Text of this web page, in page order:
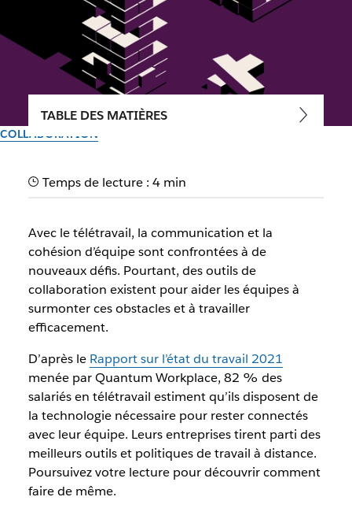
COLLABORATION
Outils de travail à distance :
entreprise
Offrez à vos collaborateurs la possibilité d’être plus
productifs et plus impliqués en simplifiant les flux de travail,
la collaboration et la communication
30 septembre 2025
TABLE DES MATIÈRES
Temps de lecture : 4 min
Avec le télétravail, la communication et la
cohésion d’équipe sont confrontées à de
nouveaux défis. Pourtant, des outils de
collaboration existent pour aider les équipes à
surmonter ces obstacles et à travailler
efficacement.
D’après le Rapport sur l’état du travail 2021
menée par Quantum Workplace, 82 % des
salariés en télétravail estiment qu’ils disposent de
la technologie nécessaire pour rester connectés
avec leur équipe. Leurs entreprises tirent parti des
meilleurs outils et politiques de travail à distance.
Poursuivez votre lecture pour découvrir comment
faire de même.